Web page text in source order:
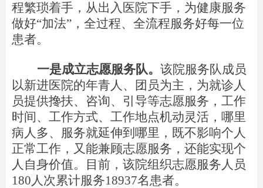
程繁琐着手，从出入医院下手，为健康服务
做好“加法” ，全过程、全流程服务好每一位
患者。
一是成立志愿服务队。 该院服务队成员
以新进医院的年青人、团员为主，为就诊人
员提供搀扶、咨询、引导等志愿服务，工作
时间、工作方式、工作地点机动灵活，哪里
病人多、服务就延伸到哪里，既不影响个人
正常工作，又能兼顾志愿服务，还能实现个
人自身价值。目前，该院组织志愿服务人 员
180人次累计服务18937名患者。